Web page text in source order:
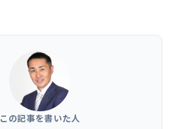
この記事を書いた人